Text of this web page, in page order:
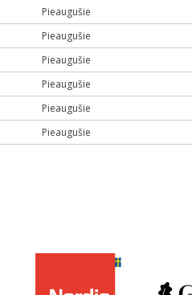
Pieaugušie
Pieaugušie
Pieaugušie
Pieaugušie
Pieaugušie
Pieaugušie